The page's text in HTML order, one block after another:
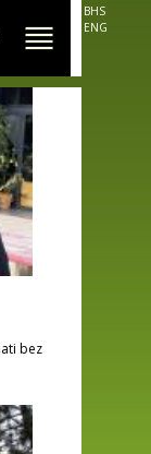
BHS
ENG
bez